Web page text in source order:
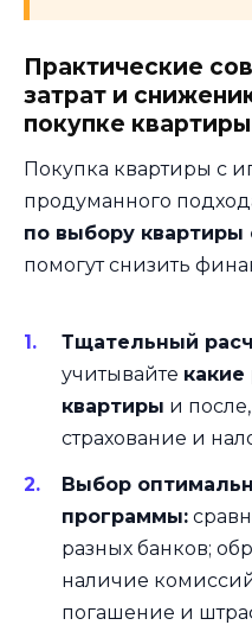
Практические
затрат и
покупке квартиры
Покупка квартиры с
продуманного
по выбору квартиры
помогут снизить
Тщательный
учитывайте
квартиры и
страхование и
Выбор
программы:
разных банков;
наличие
погашение и